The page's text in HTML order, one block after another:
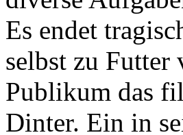
Es endet
selbst zu Futter
Publikum das
Dinter. Ein in